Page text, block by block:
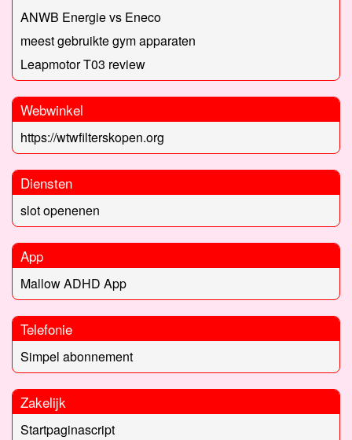
ANWB Energie vs Eneco
meest gebruikte gym apparaten
Leapmotor T03 review
Webwinkel
https://wtwfilterskopen.org
Diensten
slot openenen
App
Mallow ADHD App
Telefonie
Simpel abonnement
Zakelijk
Startpaginascript